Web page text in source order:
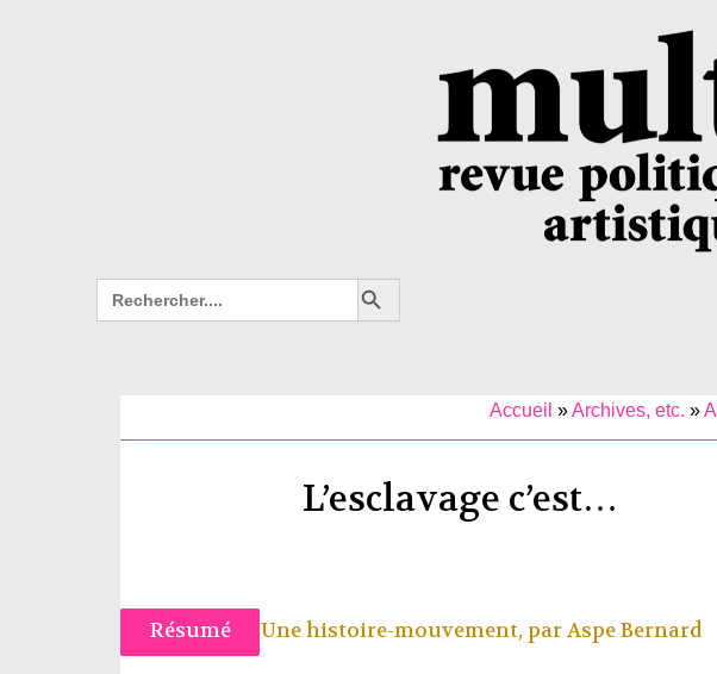
Search
for:
Search Button
Accueil »Archives, etc. »
L’esclavage c’est…
Résumé Une histoire-mouvement, parAspe Bernard